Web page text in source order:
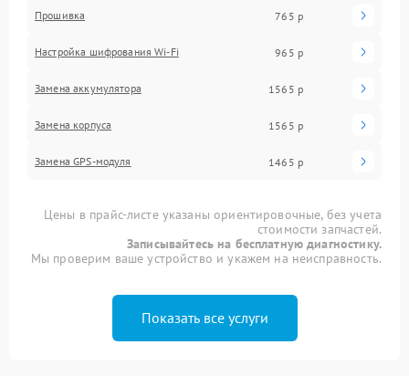
Прошивка 765 р
Настройка шифрования Wi-Fi 965 р
Замена аккумулятора 1565 р
Замена корпуса 1565 р
Замена GPS-модуля 1465 р
Цены в прайс-листе указаны ориентировочные, без учета
стоимости запчастей.
Записывайтесь на бесплатную диагностику.
Мы проверим ваше устройство и укажем на неисправность.
Показать все услуги